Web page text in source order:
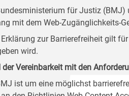
für Justiz (BMJ)
mit dem Web-Zugänglichkeits-
Erklärung zur Barrierefreiheit gilt
wird.
der Vereinbarkeit mit den
ist um eine möglichst